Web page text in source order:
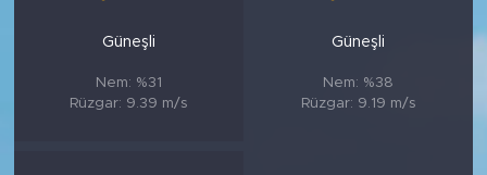
Güneşli
Nem: %31
Rüzgar: 9.39 m/s
Güneşli
Nem: %38
Rüzgar: 9.19 m/s